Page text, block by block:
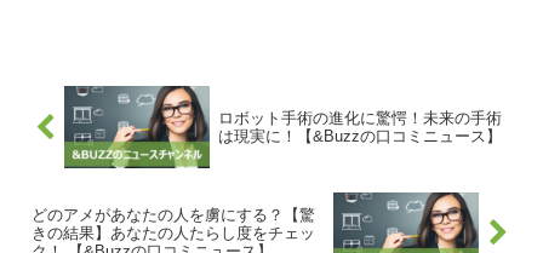
ロボット手術の進化に驚愕！未来の手術
は現実に！【&Buzzの口コミニュース】
どのアメがあなたの人を虜にする？【驚
きの結果】あなたの人たらし度をチェッ